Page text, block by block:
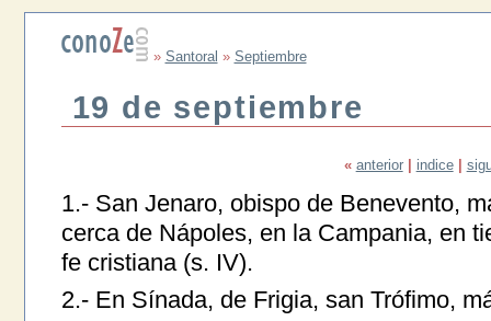
» Santoral » Septiembre
19 de septiembre
« anterior indice
1.- San Jenaro, obispo de Benevento,
cerca de Nápoles, en la Campania, en
fe cristiana (s. IV).
2.- En Sínada, de Frigia, san Trófimo,